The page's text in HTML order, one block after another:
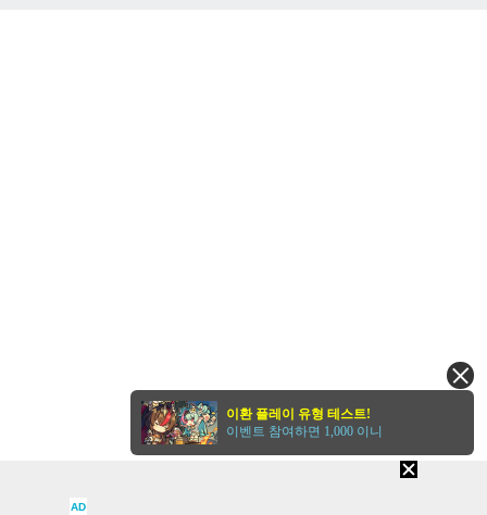
AD
이환 플레이 유형 테스트!
이벤트 참여하면 1,000 이니